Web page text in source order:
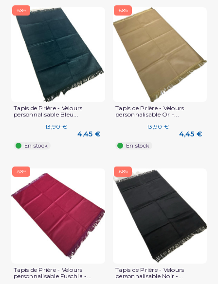
(5 avis)
-68%
Tapis de Prière - Velours
personnalisable Bleu...
13,90 €
4,45 €
En stock
-68%
Tapis de Prière - Velours
personnalisable Or -...
13,90 €
4,45 €
En stock
-68%
Tapis de Prière - Velours
personnalisable Fuschia -...
-68%
Tapis de Prière - Velours
personnalisable Noir -...